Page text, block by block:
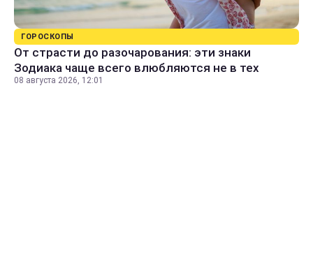
ГОРОСКОПЫ
От страсти до разочарования: эти знаки
Зодиака чаще всего влюбляются не в тех
08 августа 2026, 12:01